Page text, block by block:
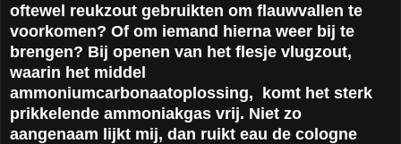
oftewel reukzout gebruikten om flauwvallen te
voorkomen? Of om iemand hierna weer bij te
brengen? Bij openen van het flesje vlugzout,
waarin het middel
ammoniumcarbonaatoplossing, komt het sterk
prikkelende ammoniakgas vrij. Niet zo
aangenaam lijkt mij, dan ruikt eau de cologne